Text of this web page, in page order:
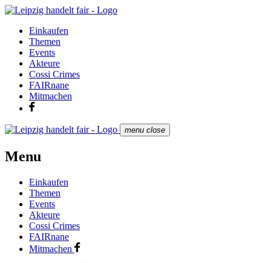
Einkaufen
Themen
Events
Akteure
Cossi Crimes
FAIRnane
Mitmachen
menu close
Menu
Einkaufen
Themen
Events
Akteure
Cossi Crimes
FAIRnane
Mitmachen